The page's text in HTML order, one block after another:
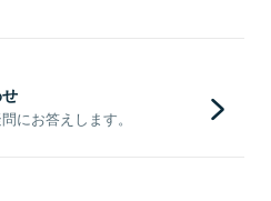
にお答えします。